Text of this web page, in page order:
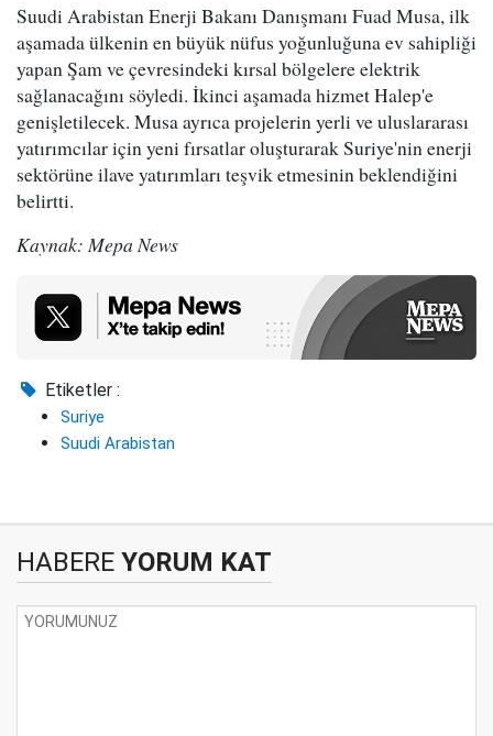
Suudi Arabistan Enerji Bakanı Danışmanı Fuad Musa, ilk
aşamada ülkenin en büyük nüfus yoğunluğuna ev sahipliği
yapan Şam ve çevresindeki kırsal bölgelere elektrik
sağlanacağını söyledi. İkinci aşamada hizmet Halep'e
genişletilecek. Musa ayrıca projelerin yerli ve uluslararası
yatırımcılar için yeni fırsatlar oluşturarak Suriye'nin enerji
sektörüne ilave yatırımları teşvik etmesinin beklendiğini
belirtti.
Kaynak: Mepa News
Etiketler :
Suriye
Suudi Arabistan
HABERE YORUM KAT